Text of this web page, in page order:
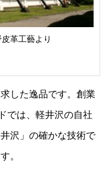
革工藝より
した逸品です。創業
では、軽井沢の自社
沢」の確かな技術で
。